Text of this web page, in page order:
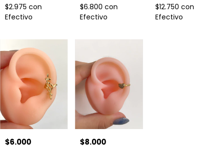
$2.975 con
Efectivo
$6.800con
Efectivo
$12.750 con
Efectivo
$6.000 $8.000